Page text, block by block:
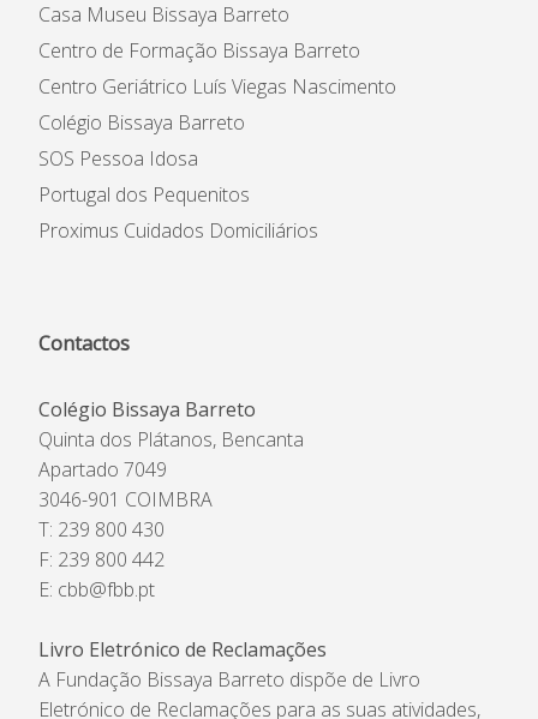
Casa Museu Bissaya Barreto
Centro de Formação Bissaya Barreto
Centro Geriátrico Luís Viegas Nascimento
Colégio Bissaya Barreto
SOS Pessoa Idosa
Portugal dos Pequenitos
Proximus Cuidados Domiciliários
Contactos
Colégio Bissaya Barreto
Quinta dos Plátanos, Bencanta
Apartado 7049
3046-901 COIMBRA
T: 239 800 430
F: 239 800 442
E: cbb@fbb.pt
Livro Eletrónico de Reclamações
A Fundação Bissaya Barreto dispõe de Livro
Eletrónico de Reclamações para as suas atividades,